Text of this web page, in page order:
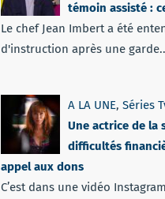
témoin assisté :
Le chef Jean Imbert a été
d'instruction après une
A LA UNE, Séries
Une actrice de la
difficultés
appel aux dons
C’est dans une vidéo